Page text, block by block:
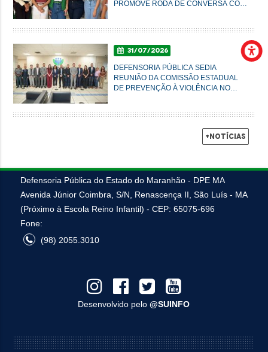
PROMOVE RODA DE CONVERSA COM
31/07/2026
DEFENSORIA PÚBLICA SEDIA
REUNIÃO DA COMISSÃO ESTADUAL
DE PREVENÇÃO À VIOLÊNCIA NO
+Notícias
Defensoria Pública do Estado do Maranhão - DPE MA
Avenida Júnior Coimbra, S/N, Renascença II, São Luís - MA
(Próximo à Escola Reino Infantil) - CEP: 65075-696
Fone:
(98) 2055.3010
Desenvolvido pelo@SUINFO